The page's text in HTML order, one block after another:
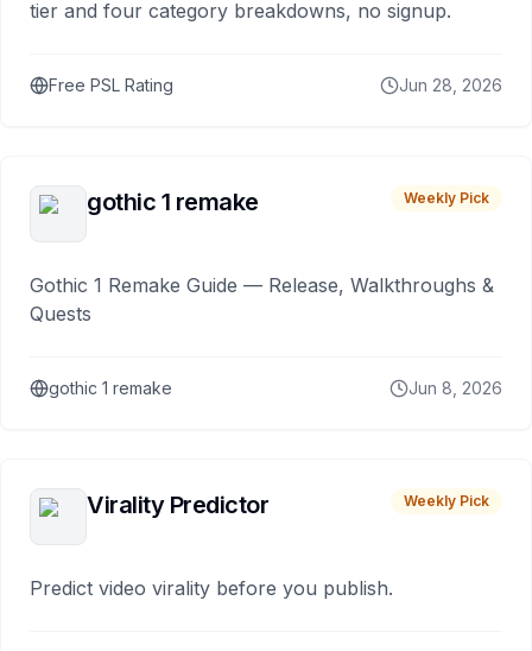
tier and four category breakdowns, no signup.
Free PSL Rating Jun 28, 2026
gothic 1 remake Weekly Pick
Gothic 1 Remake Guide — Release, Walkthroughs &
Quests
gothic 1 remake Jun 8, 2026
Virality Predictor Weekly Pick
Predict video virality before you publish.